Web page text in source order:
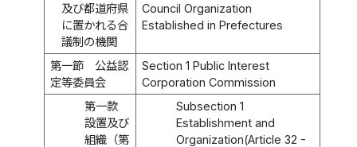
及び都道府県
に置かれる合
議制の機関
Council Organization
Established in Prefectures
第一節 公益認
定等委員会
Section 1 Public Interest
Corporation Commission
第一款
設置及び
組織（第
Subsection 1
Establishment and
Organization(Article 32 -